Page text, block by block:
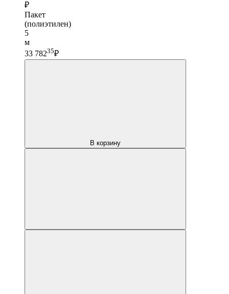
₽
Пакет
(полиэтилен)
5
м
33 78235₽
В корзину